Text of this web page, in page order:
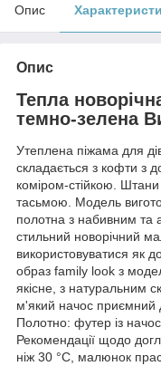
Опис
Опис
Тепла
темно-зелена
Утеплена піжама для
складається з кофти з
коміром-стійкою.
тасьмою. Модель
полотна з набивним та
стильний новорічний
використовуватися як
образ family look з
якісне, з натуральним
м'який начос приємний
Полотно: футер із
Рекомендації щодо
ніж 30 °C, малюнок